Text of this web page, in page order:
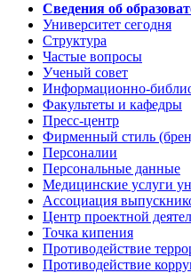
Сведения об
Университет сегодня
Структура
Частые вопросы
Ученый совет
Информационно-
Факультеты и кафедры
Пресс-центр
Фирменный стиль
Персоналии
Персональные данные
Медицинские услуги
Ассоциация
Центр проектной
Точка кипения
Противодействие
Противодействие